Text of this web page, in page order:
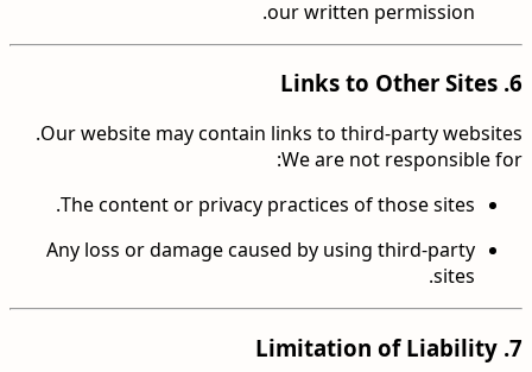
our written permission.
6.
Links to Other Sites
Our website may contain links to third-party websites.
We are not responsible for:
The content or privacy practices of those sites.
Any loss or damage caused by using third-party
sites.
7.
Limitation of Liability